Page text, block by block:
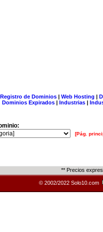
Registro de Dominios| Web Hosting |
Dominios Expirados | Industrias |
[Pág.
** Precios
© 2002/2022 Solo10.com